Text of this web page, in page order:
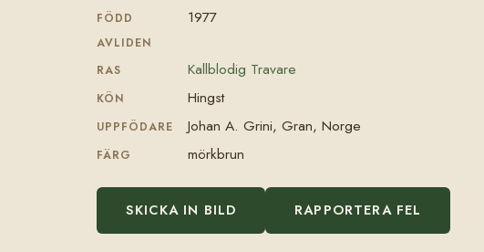
FÖDD 1977
AVLIDEN
RAS
Kallblodig Travare
KÖN Hingst
UPPFÖDARE Johan A. Grini, Gran, Norge
FÄRG mörkbrun
SKICKA IN BILD RAPPORTERA FEL